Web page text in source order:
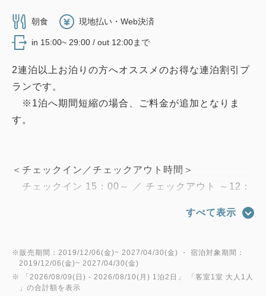
朝食 現地払い・Web決済
in 15:00~ 29:00 / out 12:00まで
2連泊以上お泊りの方へオススメのお得な連泊割引プ
ランです。
※1泊へ期間短縮の場合、ご料金が追加となりま
す。
＜チェックイン／チェックアウト時間＞
チェックイン 15：00～ ／ チェックアウト ～12：
直営レストラン Terrace and Tableでは、大人気の
朝食ビュッフェをお楽しみいただけます。
ライブキッチンで焼き上げる ふわふわオムレツや
すべて表示
※販売期間：2019/12/06(金)~ 2027/04/30(金) ・ 宿泊対象期間：
2019/12/06(金)~ 2027/04/30(金)
※ 「 2026/08/09(日) - 2026/08/10(月) 1泊2日 」 「客室1室 大人1人
」の合計額を表示